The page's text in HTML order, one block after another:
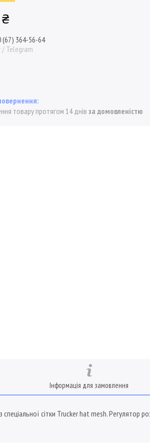
(67) 364-56-64
/ Telegram
товару протягом 14 днів за домовленістю
Інформація для замовлення
сітки Trucker hat mesh. Регулятор